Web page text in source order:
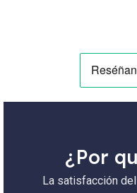
¿Por
La satisfacción